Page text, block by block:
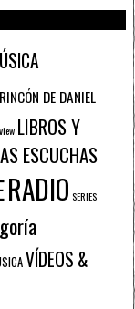
DE DANIEL
LIBROS Y
ESCUCHAS
RADIO SERIES
VÍDEOS &